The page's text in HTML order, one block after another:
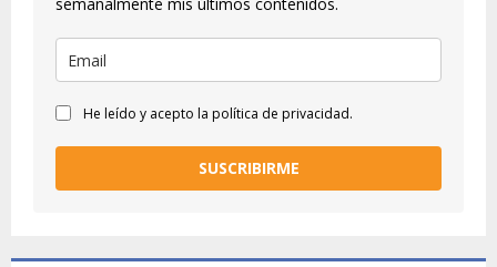
semanalmente mis últimos contenidos.
He leído y acepto la política de privacidad.
SUSCRIBIRME